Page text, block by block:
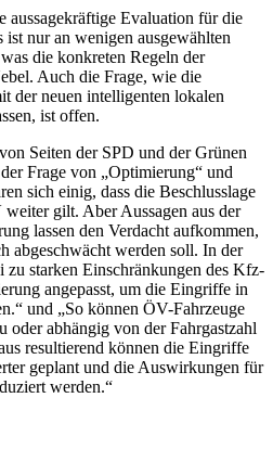
aussagekräftige Evaluation für die
ist nur an wenigen ausgewählten
die konkreten Regeln der
Auch die Frage, wie die
der neuen intelligenten lokalen
ist offen.
Seiten der SPD und der Grünen
Frage von „Optimierung“ und
sich einig, dass die Beschlusslage
gilt. Aber Aussagen aus der
lassen den Verdacht aufkommen,
abgeschwächt werden soll. In der
zu starken Einschränkungen des Kfz-
angepasst, um die Eingriffe in
und „So können ÖV-Fahrzeuge
oder abhängig von der Fahrgastzahl
resultierend können die Eingriffe
geplant und die Auswirkungen für
werden.“